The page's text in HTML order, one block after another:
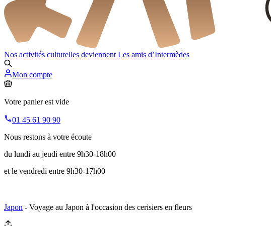
Nos activités culturelles deviennent Les amis d’Intermèdes
Mon compte
Votre panier est vide
01 45 61 90 90
Nous restons à votre écoute
du lundi au jeudi entre 9h30-18h00
et le vendredi entre 9h30-17h00
Japon - Voyage au Japon à l'occasion des cerisiers en fleurs